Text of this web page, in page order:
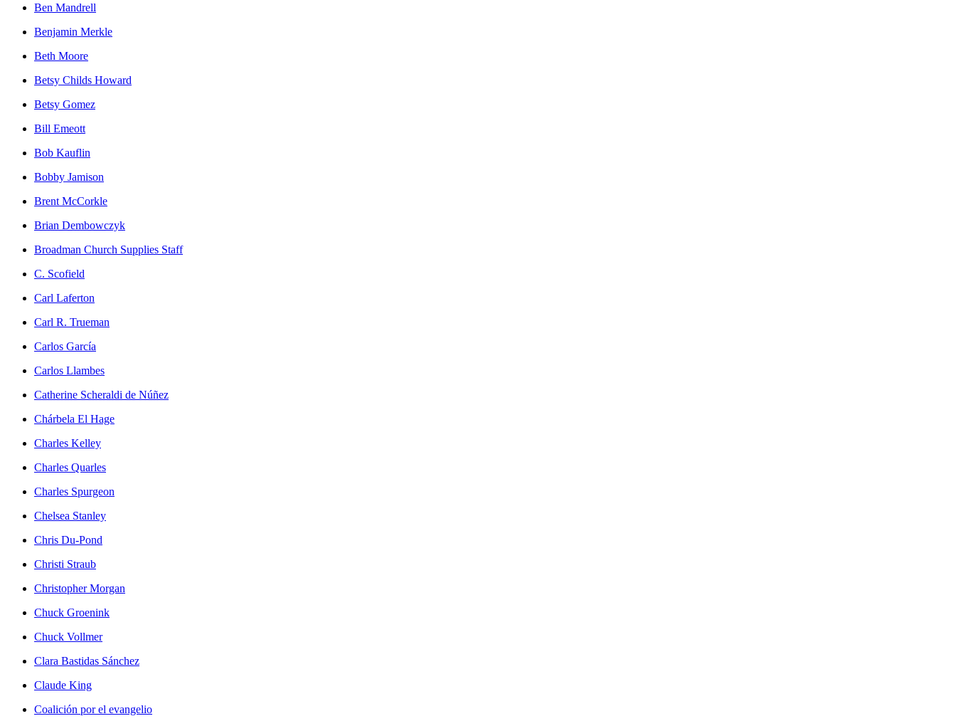
Ben Mandrell
Benjamin Merkle
Beth Moore
Betsy Childs Howard
Betsy Gomez
Bill Emeott
Bob Kauflin
Bobby Jamison
Brent McCorkle
Brian Dembowczyk
Broadman Church Supplies Staff
C. Scofield
Carl Laferton
Carl R. Trueman
Carlos García
Carlos Llambes
Catherine Scheraldi de Núñez
Chárbela El Hage
Charles Kelley
Charles Quarles
Charles Spurgeon
Chelsea Stanley
Chris Du-Pond
Christi Straub
Christopher Morgan
Chuck Groenink
Chuck Vollmer
Clara Bastidas Sánchez
Claude King
Coalición por el evangelio